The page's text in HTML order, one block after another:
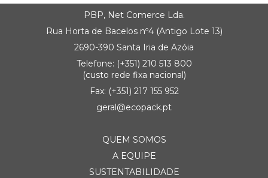
PBP, Net Comerce Lda.
Rua Horta de Bacelos nº4 (Antigo Lote 13)
2690-390 Santa Iria de Azóia
Telefone: (+351) 210 513 800
(custo rede fixa nacional)
Fax: (+351) 217 155 952
geral@ecopack.pt
QUEM SOMOS
A EQUIPE
SUSTENTABILIDADE